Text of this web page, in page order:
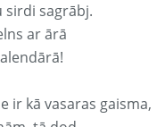
sirdi sagrābj.
ar ārā
ir kā vasaras gaisma,